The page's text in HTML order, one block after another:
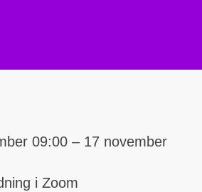
09:00 – 17 november
i Zoom